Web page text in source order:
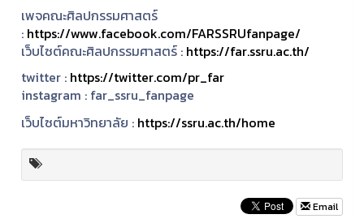
เพจคณะศิลปกรรมศาสตร์
: https://www.facebook.com/FARSSRUfanpage/
เว็บไซต์คณะศิลปกรรมศาสตร์ : https://far.ssru.ac.th/
twitter : https://twitter.com/pr_far
instagram : far_ssru_fanpage
เว็บไซต์มหาวิทยาลัย : https://ssru.ac.th/home
Email